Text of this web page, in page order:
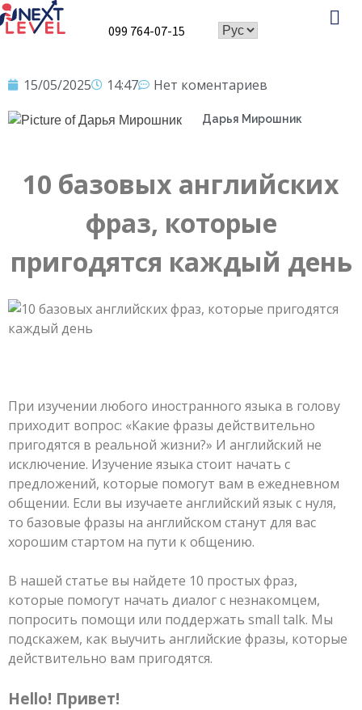
099 764-07-15
15/05/2025 14:47 Нет коментариев
Дарья Мирошник
10 базовых английских
фраз, которые
пригодятся каждый день
При изучении любого иностранного языка в голову
приходит вопрос: «Какие фразы действительно
пригодятся в реальной жизни?» И английский не
исключение. Изучение языка стоит начать с
предложений, которые помогут вам в ежедневном
общении. Если вы изучаете английский язык с нуля,
то базовые фразы на английском станут для вас
хорошим стартом на пути к общению.
В нашей статье вы найдете 10 простых фраз,
которые помогут начать диалог с незнакомцем,
попросить помощи или поддержать small talk. Мы
подскажем, как выучить английские фразы, которые
действительно вам пригодятся.
Hello! Привет!